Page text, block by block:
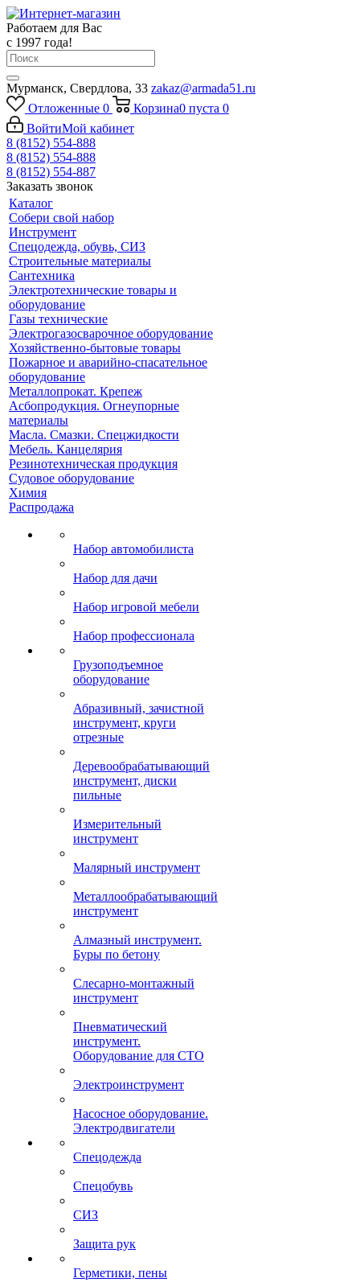
Работаем для Вас
с 1997 года!
Мурманск, Свердлова, 33 zakaz@armada51.ru
Отложенные 0 Корзина0 пуста 0
ВойтиМой кабинет
8 (8152) 554-888
8 (8152) 554-888
8 (8152) 554-887
Заказать звонок
Каталог
Собери свой набор
Инструмент
Спецодежда, обувь, СИЗ
Строительные материалы
Сантехника
Электротехнические товары и
оборудование
Газы технические
Электрогазосварочное оборудование
Хозяйственно-бытовые товары
Пожарное и аварийно-спасательное
оборудование
Металлопрокат. Крепеж
Асбопродукция. Огнеупорные
материалы
Масла. Смазки. Спецжидкости
Мебель. Канцелярия
Резинотехническая продукция
Судовое оборудование
Химия
Распродажа
Набор автомобилиста
Набор для дачи
Набор игровой мебели
Набор профессионала
Грузоподъемное
оборудование
Абразивный, зачистной
инструмент, круги
отрезные
Деревообрабатывающий
инструмент, диски
пильные
Измерительный
инструмент
Малярный инструмент
Металлообрабатывающий
инструмент
Алмазный инструмент.
Буры по бетону
Слесарно-монтажный
инструмент
Пневматический
инструмент.
Оборудование для СТО
Электроинструмент
Насосное оборудование.
Электродвигатели
Спецодежда
Спецобувь
СИЗ
Защита рук
Герметики, пены